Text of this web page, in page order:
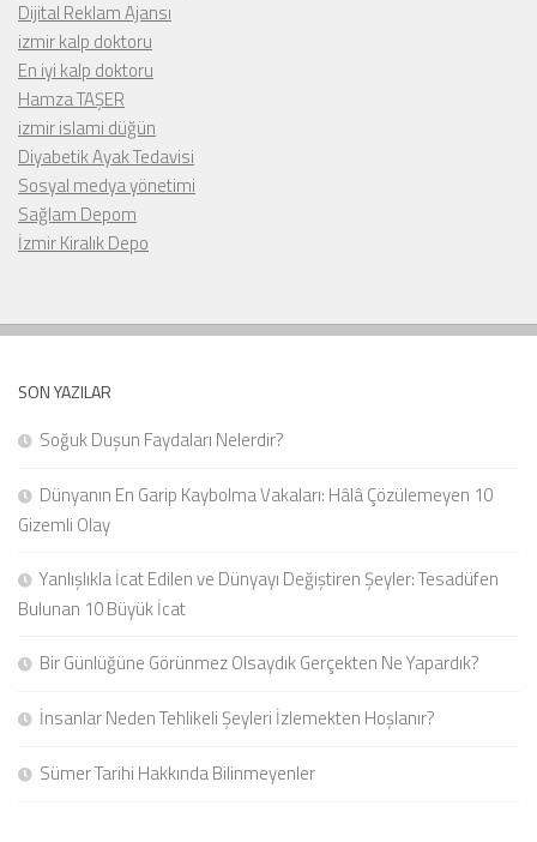
Dijital Reklam Ajansı
izmir kalp doktoru
En iyi kalp doktoru
Hamza TAŞER
izmir islami düğün
Diyabetik Ayak Tedavisi
Sosyal medya yönetimi
Sağlam Depom
İzmir Kiralık Depo
SON YAZILAR
Soğuk Duşun Faydaları Nelerdir?
Dünyanın En Garip Kaybolma Vakaları: Hâlâ Çözülemeyen 10
Gizemli Olay
Yanlışlıkla İcat Edilen ve Dünyayı Değiştiren Şeyler: Tesadüfen
Bulunan 10 Büyük İcat
Bir Günlüğüne Görünmez Olsaydık Gerçekten Ne Yapardık?
İnsanlar Neden Tehlikeli Şeyleri İzlemekten Hoşlanır?
Sümer Tarihi Hakkında Bilinmeyenler